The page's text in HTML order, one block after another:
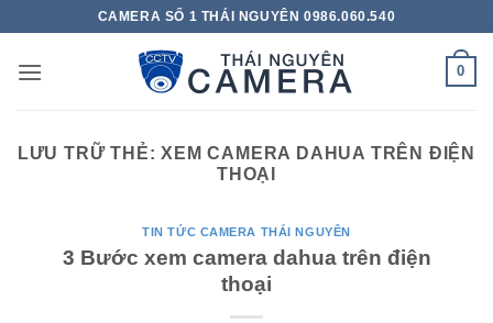
nội
CAMERA SỐ 1 THÁI NGUYÊN 0986.060.540
0
LƯU TRỮ THẺ:XEM CAMERA DAHUA TRÊN ĐIỆN
THOẠI
TIN TỨC CAMERA THÁI NGUYÊN
3 Bước xem camera dahua trên điện
thoại